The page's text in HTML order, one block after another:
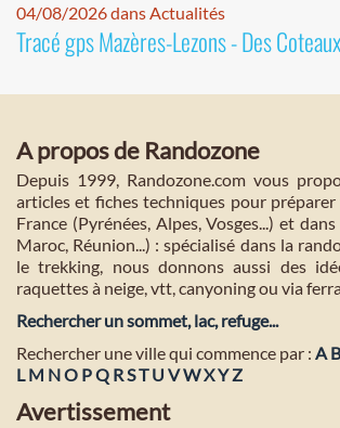
04/08/2026 dans Actualités
Tracé gps Mazères-Lezons - Des
A propos de Randozone
Depuis 1999, Randozone.com vous
articles et fiches techniques pour préparer
France (Pyrénées, Alpes, Vosges...) et
Maroc, Réunion...) : spécialisé dans la
le trekking, nous donnons aussi des
raquettes à neige, vtt, canyoning ou via
Rechercher un sommet, lac, refuge...
Rechercher une ville qui commence par : A B
L M NO PQ R ST U VWXY Z
Avertissement